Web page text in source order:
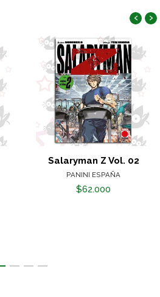
Salaryman Z Vol. 02
PANINI ESPAÑA
$62.000
‹ ›